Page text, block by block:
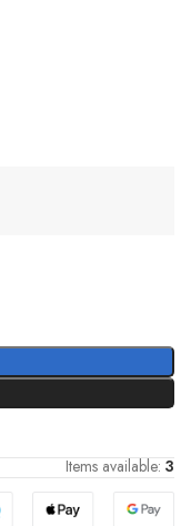
Items available:3